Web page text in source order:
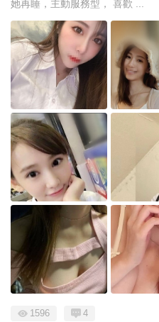
她再睡，主動服務型， 喜歡 ...
1596 4